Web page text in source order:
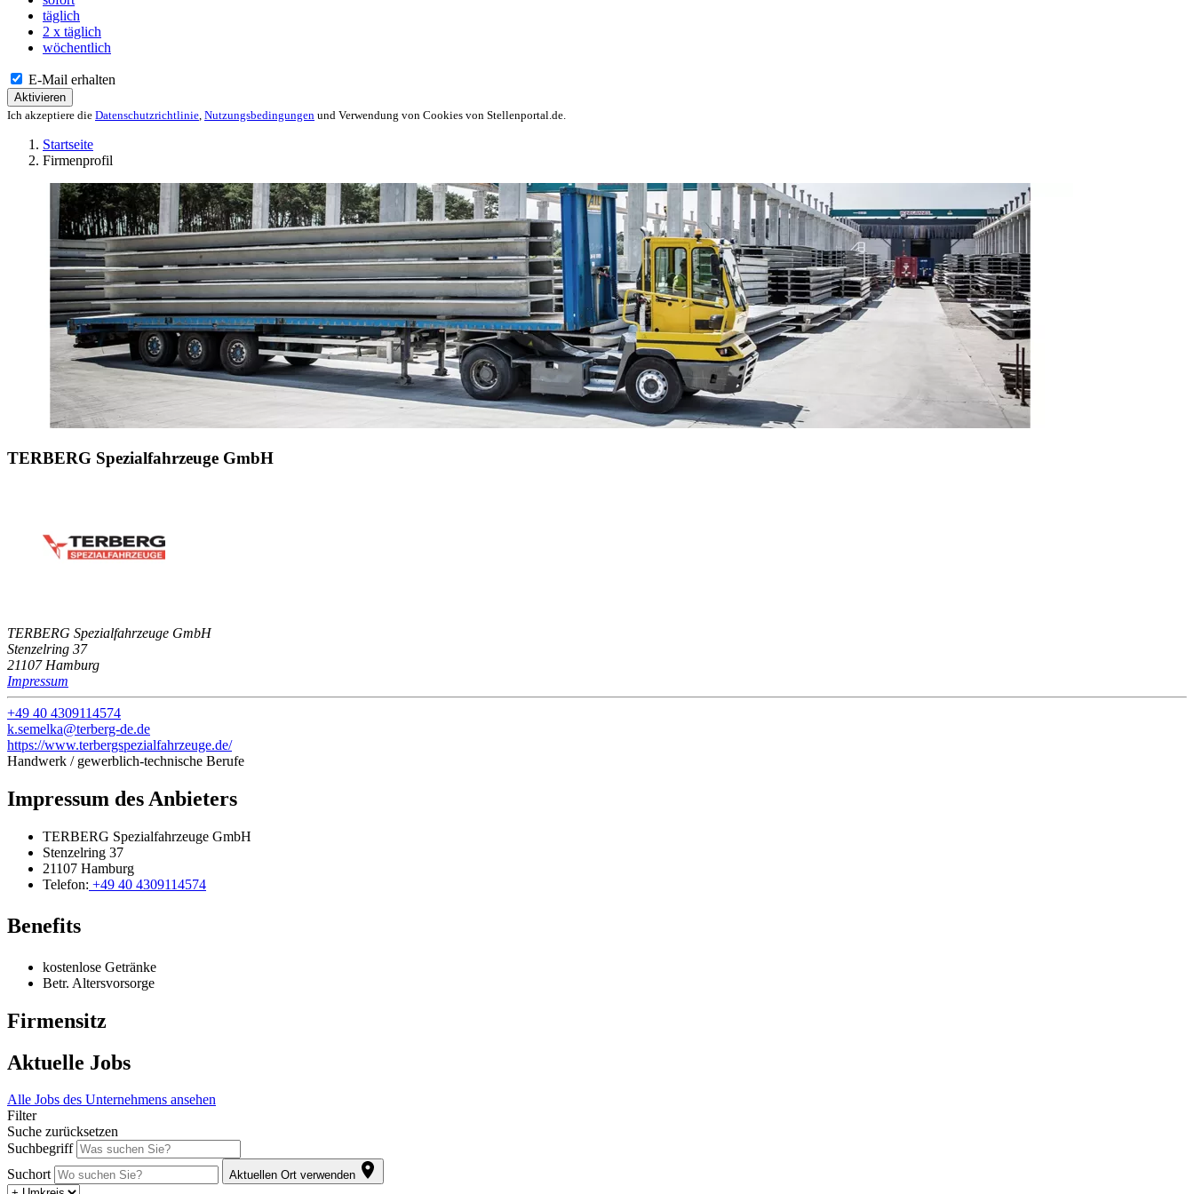
täglich
2 x täglich
wöchentlich
E-Mail erhalten
Aktivieren
Ich akzeptiere die Datenschutzrichtlinie, Nutzungsbedingungen und Verwendung von Cookies von Stellenportal.de.
Startseite
Firmenprofil
TERBERG Spezialfahrzeuge GmbH
TERBERG Spezialfahrzeuge GmbH
Stenzelring 37
21107 Hamburg
Impressum
+49 40 4309114574
k.semelka@terberg-de.de
https://www.terbergspezialfahrzeuge.de/
Handwerk / gewerblich-technische Berufe
Impressum des Anbieters
TERBERG Spezialfahrzeuge GmbH
Stenzelring 37
21107 Hamburg
Telefon: +49 40 4309114574
Benefits
kostenlose Getränke
Betr. Altersvorsorge
Firmensitz
Aktuelle Jobs
Alle Jobs des Unternehmens ansehen
Filter
Suche zurücksetzen
Suchbegriff
Suchort
Aktuellen Ort verwenden